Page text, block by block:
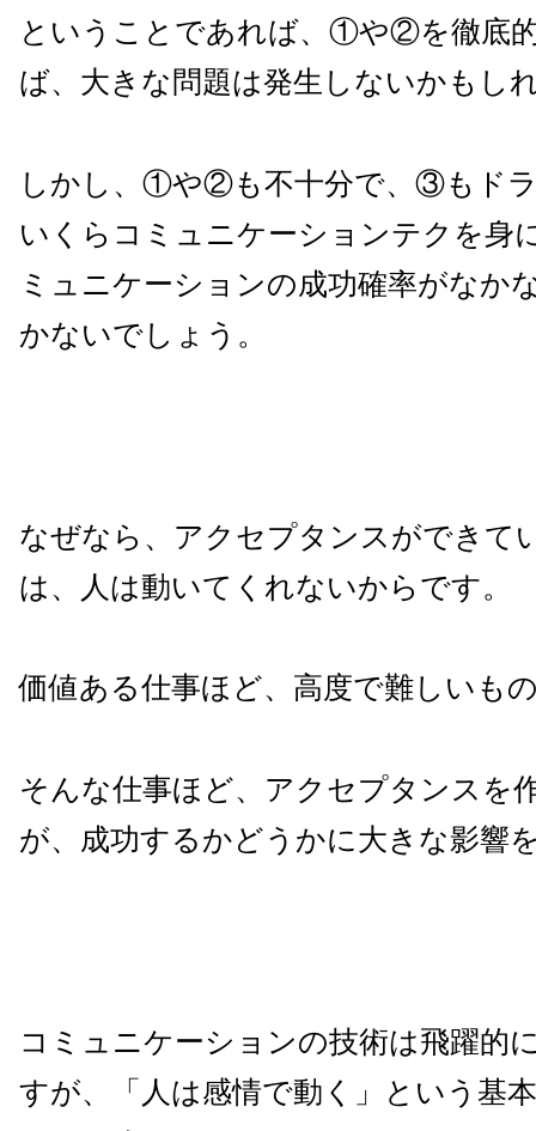
ということであれば、①や②を徹底
ば、大きな問題は発生しないかもし
しかし、①や②も不十分で、③もド
いくらコミュニケーションテクを身
ミュニケーションの成功確率がなか
かないでしょう。
なぜなら、アクセプタンスができて
は、人は動いてくれないからです。
価値ある仕事ほど、高度で難しいも
そんな仕事ほど、アクセプタンスを
が、成功するかどうかに大きな影響
コミュニケーションの技術は飛躍的
すが、「人は感情で動く」という基